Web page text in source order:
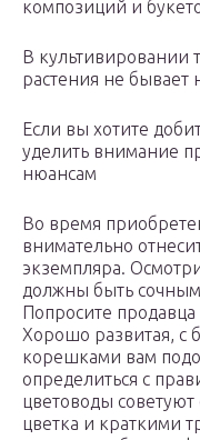
композиций и
В культивировании
растения не бывает
Если вы хотите
уделить внимание
нюансам
Во время
внимательно
экземпляра.
должны быть
Попросите
Хорошо развитая,
корешками вам
определиться с
цветоводы советуют
цветка и краткими